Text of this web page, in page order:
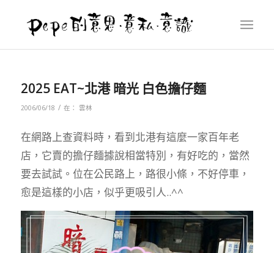
2025 EAT~北港 暗光 白色擔仔麵
2006/06/18 / 在： 雲林
在網路上查資料時，看到北港有這麼一家百年老
店，它賣的擔仔麵據說相當特別，有好吃的，當然
要去試試。 位在公民路上，路很小條，不好停車，
愈是這樣的小店，似乎更吸引人..^^